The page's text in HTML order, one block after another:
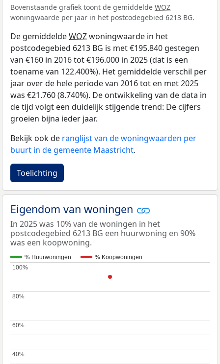
Bovenstaande grafiek toont de gemiddelde WOZ
woningwaarde per jaar in het postcodegebied 6213 BG.
De gemiddeldeWOZwoningwaarde in het
postcodegebied 6213 BG is met €195.840 gestegen
van €160 in 2016 tot €196.000 in 2025 (dat is een
toename van 122.400%). Het gemiddelde verschil per
jaar over de hele periode van 2016 tot en met 2025
was €21.760 (8.740%). De ontwikkeling van de data in
de tijd volgt een duidelijk stijgende trend: De cijfers
groeien bijna ieder jaar.
Bekijk ook de ranglijst van de woningwaarden per
buurt in de gemeente Maastricht.
Toelichting
Eigendom van woningen
In 2025 was 10% van de woningen in het
postcodegebied 6213 BG een huurwoning en 90%
was een koopwoning.
% Huurwoningen % Koopwoningen
40%
40%
60%
60%
80%
80%
100%
100%